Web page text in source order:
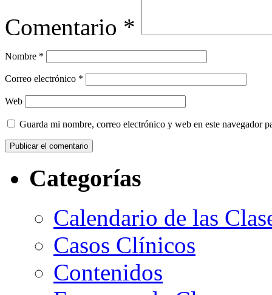
Comentario *
Nombre *
Correo electrónico *
Web
Guarda mi nombre, correo electrónico y web en este navegador
Categorías
Calendario de las
Casos Clínicos
Contenidos